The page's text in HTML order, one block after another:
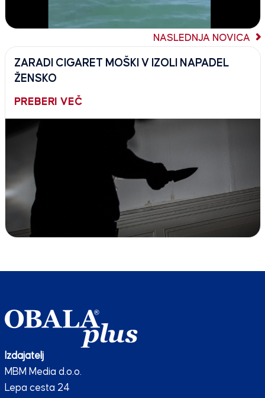
NASLEDNJA NOVICA
ZARADI CIGARET MOŠKI V IZOLI NAPADEL
ŽENSKO
PREBERI VEČ
Izdajatelj
MBM Media d.o.o.
Lepa cesta 24